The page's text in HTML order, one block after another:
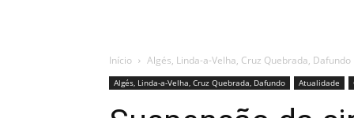
Início Algés, Linda-a-Velha, Cruz Quebrada, Dafundo
Algés, Linda-a-Velha, Cruz Quebrada, Dafundo Atualidade